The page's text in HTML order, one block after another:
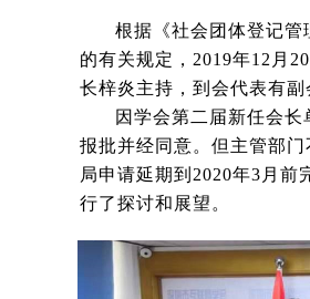
ISZ
根据《社会团体登记管
的有关规定， 2019年12 月 20
长梓炎主持，到会代表有
因学会第二届新任会
报批并经同意。但主管部
局申请延期到2020年3月前
行了探讨和展望。